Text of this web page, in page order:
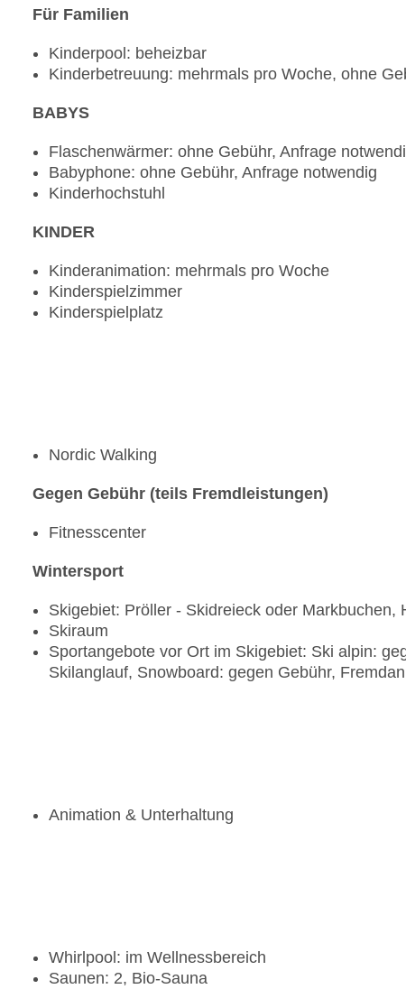
Für Familien
Kinderpool: beheizbar
Kinderbetreuung: mehrmals pro Woche, ohne
BABYS
Flaschenwärmer: ohne Gebühr, Anfrage
Babyphone: ohne Gebühr, Anfrage notwendig
Kinderhochstuhl
KINDER
Kinderanimation: mehrmals pro Woche
Kinderspielzimmer
Kinderspielplatz
Nordic Walking
Gegen Gebühr (teils Fremdleistungen)
Fitnesscenter
Wintersport
Skigebiet: Pröller - Skidreieck oder Markbuchen,
Skiraum
Sportangebote vor Ort im Skigebiet: Ski alpin:
Skilanglauf, Snowboard: gegen Gebühr,
Animation & Unterhaltung
Whirlpool: im Wellnessbereich
Saunen: 2, Bio-Sauna